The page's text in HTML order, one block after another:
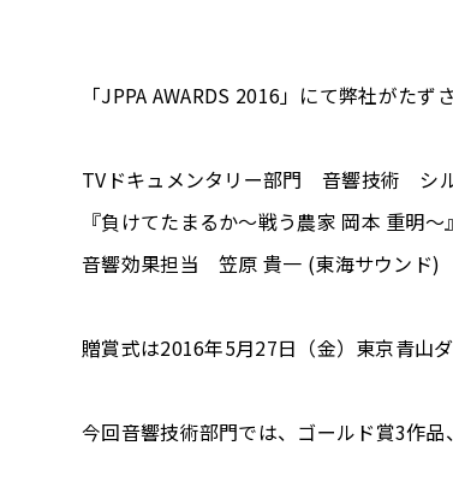
「JPPA AWARDS 2016」にて弊社がた
TVドキュメンタリー部門 音響技術 シ
『負けてたまるか〜戦う農家 岡本 重明〜』
音響効果担当 笠原 貴一 (東海サウンド)
贈賞式は2016年5月27日（金）東京青山
今回音響技術部門では、ゴールド賞3作